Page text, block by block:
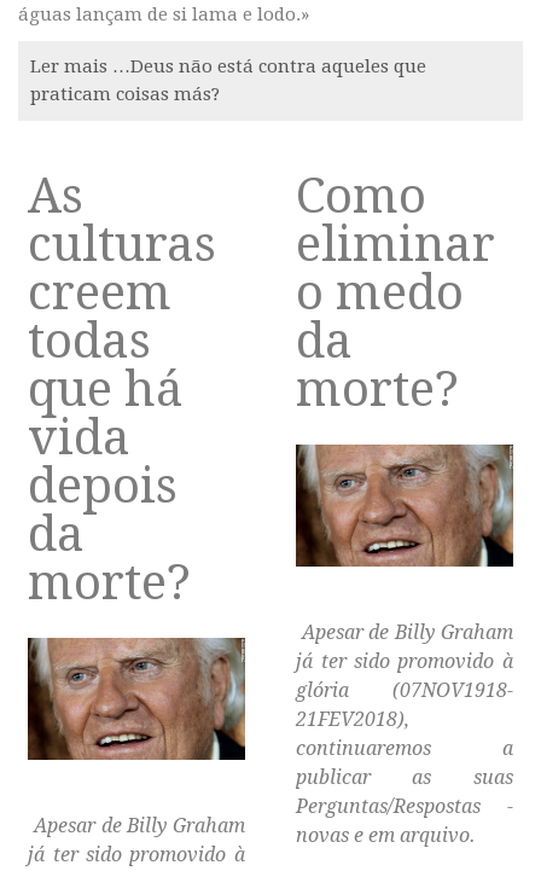
águas lançam de si lama e lodo.»
Ler mais …Deus não está contra aqueles que
praticam coisas más?
As
culturas
creem
todas
que há
vida
depois
da
morte?
Apesar de Billy Graham
já ter sido promovido à
Como
eliminar
o medo
da
morte?
Apesar de Billy Graham
já ter sido promovido à
glória (07NOV1918-
21FEV2018),
continuaremos a
publicar as suas
Perguntas/Respostas -
novas e em arquivo.